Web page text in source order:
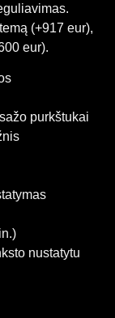
(+917 eur),
eur).
purkštukai
nustatytu